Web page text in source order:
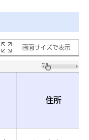
画面サイズで表示
住所